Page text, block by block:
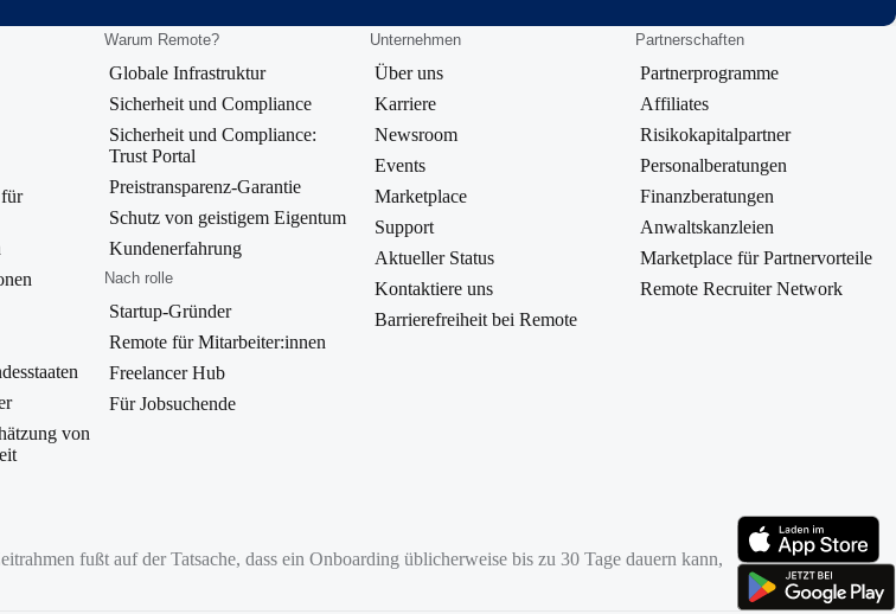
von
Warum Remote?
Globale Infrastruktur
Sicherheit und Compliance
Sicherheit und Compliance:
Trust Portal
Preistransparenz-Garantie
Schutz von geistigem Eigentum
Kundenerfahrung
Nach rolle
Startup-Gründer
Remote für Mitarbeiter:innen
Freelancer Hub
Für Jobsuchende
Unternehmen
Über uns
Karriere
Newsroom
Events
Marketplace
Support
Aktueller Status
Kontaktiere uns
Barrierefreiheit bei Remote
Partnerschaften
Partnerprogramme
Affiliates
Risikokapitalpartner
Personalberatungen
Finanzberatungen
Anwaltskanzleien
Marketplace für Partnervorteile
Remote Recruiter Network
fußt auf der Tatsache, dass ein Onboarding üblicherweise bis zu 30 Tage dauern kann,
(öffnet sich in